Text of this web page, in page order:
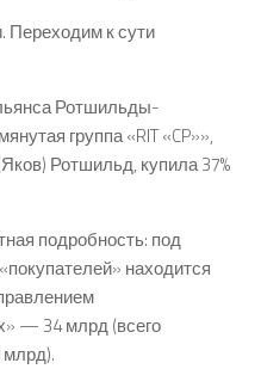
к сути
Ротшильды-
группа «RIT «CP»»,
Ротшильд, купила 37%
подробность: под
находится
— 34 млрд (всего